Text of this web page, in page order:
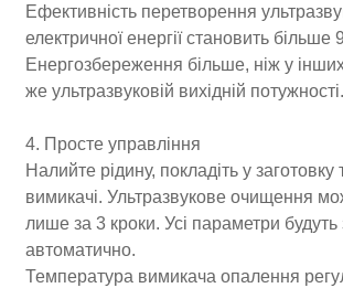
Ефективність перетворення
електричної енергії становить більше
Енергозбереження більше, ніж у
же ультразвуковій вихідній потужності.
4. Просте управління
Налийте рідину, покладіть у заготовку
вимикачі. Ультразвукове очищення
лише за 3 кроки. Усі параметри будуть
автоматично.
Температура вимикача опалення